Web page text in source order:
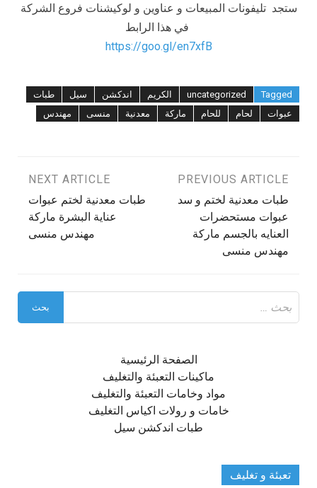
ستجد تليفونات المبيعات و عناوين و لوكيشنات فروع الشركة
في هذا الرابط
https://goo.gl/en7xfB
Tagged
uncategorized الكريم اندكشن سيل
طبات
عبوات
لحام للحام ماركة معدنية منسى مهندس
تصفّح
المقالات
PREVIOUS ARTICLE
طبات معدنية لختم و سد
عبوات مستحضرات
العنايه بالجسم ماركة
مهندس منسى
NEXT ARTICLE
طبات معدنية لختم عبوات
عناية البشرة ماركة
مهندس منسى
عن:
الصفحة الرئيسية
ماكينات التعبئة والتغليف
مواد وخامات التعبئة والتغليف
خامات و رولات اكياس التغليف
طبات اندكشن سيل
تعبئة و تغليف